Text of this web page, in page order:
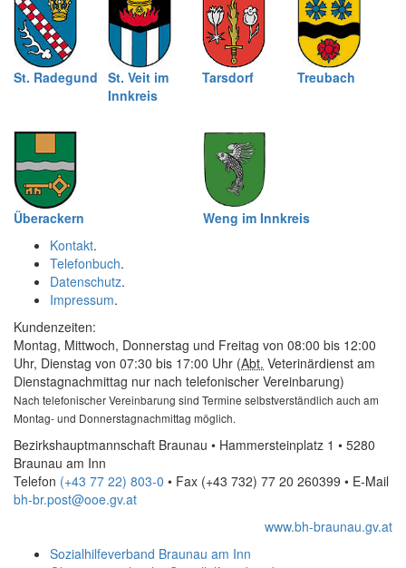
St. Radegund St. Veit im
Innkreis
Tarsdorf Treubach
Überackern
Weng im Innkreis
Kontakt.
Telefonbuch.
Datenschutz.
Impressum.
Kundenzeiten:
Montag, Mittwoch, Donnerstag und Freitag von 08:00 bis 12:00
Uhr, Dienstag von 07:30 bis 17:00 Uhr (Abt. Veterinärdienst am
Dienstagnachmittag nur nach telefonischer Vereinbarung)
Nach telefonischer Vereinbarung sind Termine selbstverständlich auch am
Montag- und Donnerstagnachmittag möglich.
Bezirkshauptmannschaft Braunau • Hammersteinplatz 1 • 5280
Braunau am Inn
Telefon (+43 77 22) 803-0 • Fax (+43 732) 77 20 260399 • E-Mail
bh-br.post@ooe.gv.at
www.bh-braunau.gv.at
Sozialhilfeverband Braunau am Inn